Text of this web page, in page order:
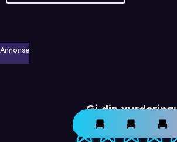
Annonse
Gi din vurdering: